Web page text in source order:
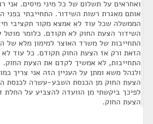
ואחראים על תשלום של כל מיני מיסים. אני
אותם מאגרת רשות השידור. התחייבתי בפני
הממשלה שכל עוד לא אמצא מקור תקציבי
השידור הצעת החוק לא תקודם. כלומר מוטל
התחייבות של משרד האוצר למימון מלא של
הזאת ורק אז הצעת החוק תקודם. כל עוד לא
התחייבות, לא אמשיך לקדם את הצעת החוק.
ולנהל משא ומתן על העניין הזה אני צריך
הצעת החוק מן הכנסת השבע-עשרה לכנסת
לפיכך ביקשתי מן הוועדה להצביע על החלת
הצעת החוק.